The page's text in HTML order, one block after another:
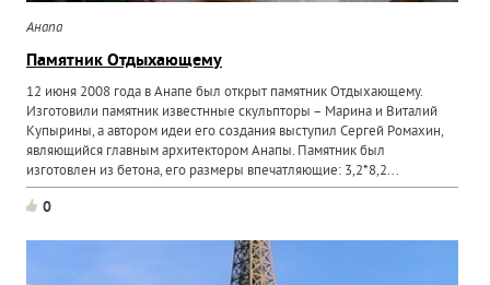
Анапа
Памятник Отдыхающему
12 июня 2008 года в Анапе был открыт памятник Отдыхающему.
Изготовили памятник известнные скульпторы – Марина и Виталий
Купырины, а автором идеи его создания выступил Сергей Ромахин,
являющийся главным архитектором Анапы. Памятник был
изготовлен из бетона, его размеры впечатляющие: 3,2*8,2...
0